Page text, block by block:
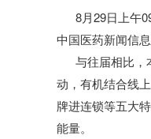
8月29日上午
中国医药新闻信
与往届相比，
动，有机结合线
牌进连锁等五大
能量。